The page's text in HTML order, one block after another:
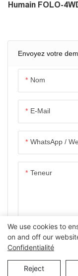
Envoyez votre
Nom
E-Mail
WhatsApp /
Teneur
Humain FOLO-
We use cookies to
on and off our
Confidentialité
Reject